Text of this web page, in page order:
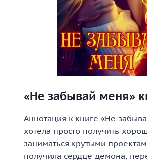
«Не забывай меня»
Аннотация к книге «Не
хотела просто получить
заниматься крутыми
получила сердце демона,